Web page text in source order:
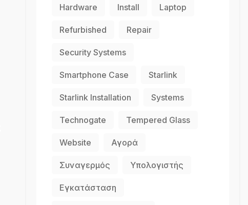
Hardware Install Laptop
Refurbished Repair
Security Systems
Smartphone Case Starlink
Starlink Installation Systems
Technogate Tempered Glass
Website Αγορά
Συναγερμός Υπολογιστής
Εγκατάσταση